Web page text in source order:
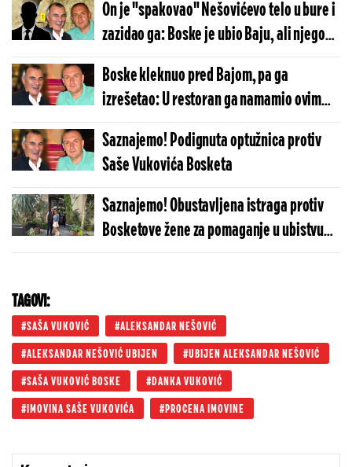
On je "spakovao" Nešovićevo telo u bure i
zazidao ga: Boske je ubio Baju, ali njegova
uloga je ključna
Boske kleknuo pred Bajom, pa ga
izrešetao: U restoran ga namamio ovim
rečima " Ti si moj brat, ne želim..."
Saznajemo! Podignuta optužnica protiv
Saše Vukovića Bosketa
Saznajemo! Obustavljena istraga protiv
Bosketove žene za pomaganje u ubistvu
Aleksandra Nešovića
TAGOVI:
SAŠA VUKOVIĆ ALEKSANDAR NEŠOVIĆ
ALEKSANDAR NEŠOVIĆ UBIJEN UBIJEN ALEKSANDAR NEŠOVIĆ
SAŠA VUKOVIĆ BOSKE DANKA VUKOVIĆ
IMOVINA SAŠE VUKOVIĆA PROCENA IMOVINE